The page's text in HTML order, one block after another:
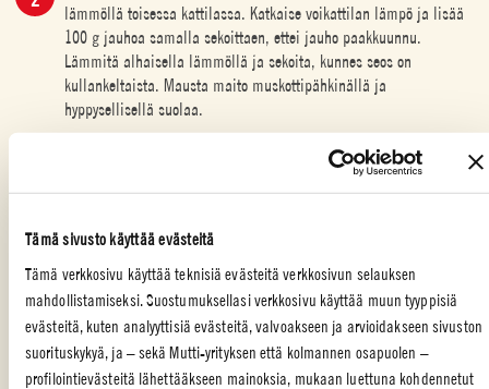
Tämä sivusto käyttää evästeitä
Tämä verkkosivu käyttää teknisiä evästeitä verkkosivun selauksen
mahdollistamiseksi. Suostumuksellasi verkkosivu käyttää muun tyyppisiä
evästeitä, kuten analyyttisiä evästeitä, valvoakseen ja arvioidakseen sivuston
suorituskykyä, ja – sekä Mutti-yrityksen että kolmannen osapuolen –
profilointievästeitä lähettääkseen mainoksia, mukaan luettuna kohdennetut
lämmöllä toisessa kattilassa. Katkaise voikattilan lämpö ja lisää
100 g jauhoa samalla sekoittaen, ettei jauho paakkuunnu.
Lämmitä alhaisella lämmöllä ja sekoita, kunnes seos on
kullankeltaista. Mausta maito muskottipähkinällä ja
hyppysellisellä suolaa.
Kaada seokseen ensi tilkka lämmintä maitoa ja sitten loput
maidosta voimakkaasti sekoittaen. Anna kastikkeen kiehua
pienellä lämmöllä 5–6 minuuttia, kunnes se sakenee. Peitä
Tee ohukaistaikina: Vastaa kananmunat ja maito ja lisää
hyppysellinen suolaa. Laita pinaatti tehosekoittimeen ja sekoita
joukkoon vuorotellen maitoseosta ja jauhoa. Mausta
muskottipähkinällä. Anna taikinan tekeytyä jääkaapissa noin puoli
tuntia.